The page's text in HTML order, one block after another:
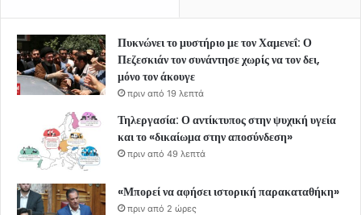
Πυκνώνει το μυστήριο με τον Χαμενεΐ: Ο
Πεζεσκιάν τον συνάντησε χωρίς να τον δει,
μόνο τον άκουγε
πριν από 19 λεπτά
Τηλεργασία: Ο αντίκτυπος στην ψυχική υγεία
και το «δικαίωμα στην αποσύνδεση»
πριν από 49 λεπτά
«Μπορεί να αφήσει ιστορική παρακαταθήκη»
πριν από 2 ώρες